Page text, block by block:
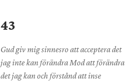
43
Gud giv mig sinnesro att acceptera det
jag inte kan förändra Mod att förändra
det jag kan och förstånd att inse